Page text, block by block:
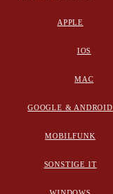
APPLE
IOS
MAC
GOOGLE & ANDROID
MOBILFUNK
SONSTIGE IT